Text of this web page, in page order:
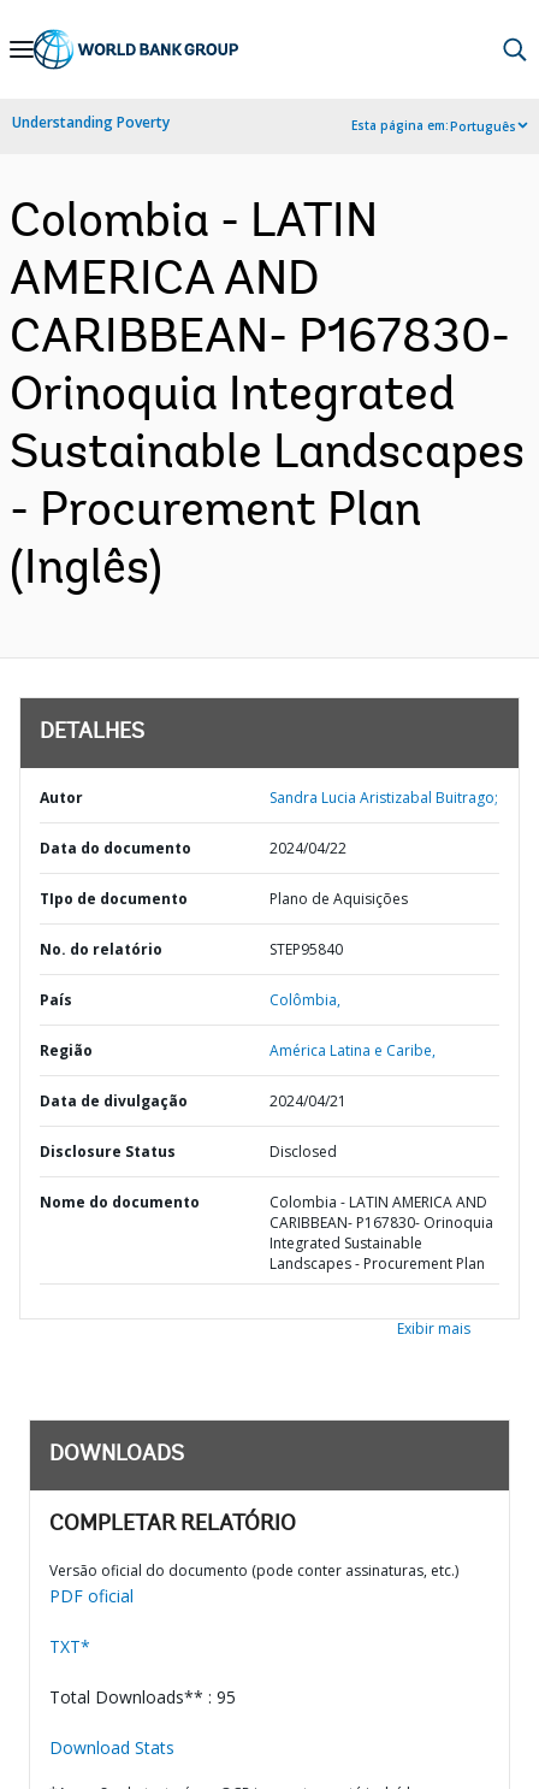
Skip
Navigation
Understanding Poverty Esta página em:Português
Colombia - LATIN
AMERICA AND
CARIBBEAN- P167830-
Orinoquia Integrated
Sustainable Landscapes
- Procurement Plan
(Inglês)
DETALHES
Autor Sandra Lucia Aristizabal Buitrago;
Data do documento 2024/04/22
TIpo de documento Plano de Aquisições
No. do relatório STEP95840
País Colômbia,
Região América Latina e Caribe,
Data de divulgação 2024/04/21
Disclosure Status Disclosed
Nome do documento
Colombia - LATIN AMERICA AND
CARIBBEAN- P167830- Orinoquia
Integrated Sustainable
Landscapes - Procurement Plan
Exibir mais
DOWNLOADS
COMPLETAR RELATÓRIO
Versão oficial do documento (pode conter assinaturas, etc.)
PDF oficial
TXT*
Total Downloads** : 95
Download Stats